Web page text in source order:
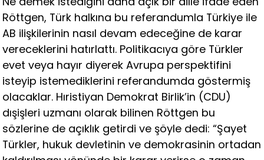
Röttgen, Türk halkına bu referandumla Türkiye ile
AB ilişkilerinin nasıl devam edeceğine de karar
vereceklerini hatırlattı. Politikacıya göre Türkler
evet veya hayır diyerek Avrupa perspektifini
isteyip istemediklerini referandumda göstermiş
olacaklar. Hıristiyan Demokrat Birlik’in (CDU)
dışişleri uzmanı olarak bilinen Röttgen bu
sözlerine de açıklık getirdi ve şöyle dedi: “Şayet
Türkler, hukuk devletinin ve demokrasinin ortadan